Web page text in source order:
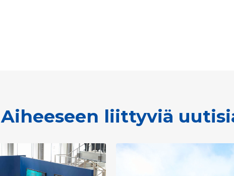
Aiheeseen liittyviä